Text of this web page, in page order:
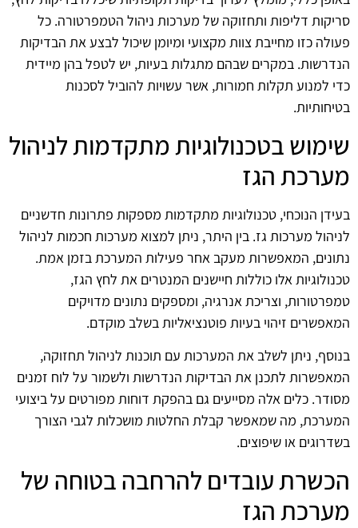
סריקות דליפות ותחזוקה של מערכות ניהול הטמפרטורה. כל
פעולה כזו מחייבת צוות מקצועי ומיומן שיכול לבצע את הבדיקות
הנדרשות. במקרים שבהם מתגלות בעיות, יש לטפל בהן מיידית
כדי למנוע תקלות חמורות, אשר עשויות להוביל לסכנות
בטיחותיות.
שימוש בטכנולוגיות מתקדמות לניהול
מערכת הגז
בעידן הנוכחי, טכנולוגיות מתקדמות מספקות פתרונות חדשניים
לניהול מערכות גז. בין היתר, ניתן למצוא מערכות חכמות לניהול
נתונים, המאפשרות מעקב אחר פעילות המערכת בזמן אמת.
טכנולוגיות אלו כוללות חיישנים המנטרים את לחץ הגז,
טמפרטורות, וצריכת אנרגיה, ומספקים נתונים מדויקים
המאפשרים זיהוי בעיות פוטנציאליות בשלב מוקדם.
בנוסף, ניתן לשלב את המערכות עם תוכנות לניהול תחזוקה,
המאפשרות לתכנן את הבדיקות הנדרשות ולשמור על לוח זמנים
מסודר. כלים אלה מסייעים גם בהפקת דוחות מפורטים על ביצועי
המערכת, מה שמאפשר קבלת החלטות מושכלות לגבי הצורך
בשדרוגים או שיפוצים.
הכשרת עובדים להרחבה בטוחה של
מערכת הגז